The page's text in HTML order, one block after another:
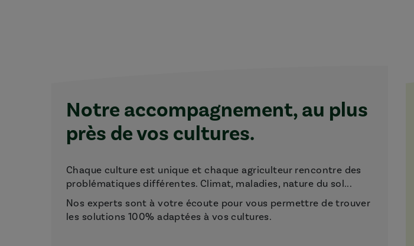
Notre accompagnement, au plus
près de vos cultures.
Chaque culture est unique et chaque agriculteur rencontre des
problématiques différentes. Climat, maladies, nature du sol...
Nos experts sont à votre écoute pour vous permettre de trouver
les solutions 100% adaptées à vos cultures.